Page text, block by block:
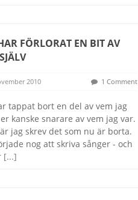
FÖRLORAT EN BIT AV
2010 1 Comment
tappat bort en del av vem jag
kanske snarare av vem jag var.
jag skrev det som nu är borta.
nog att skriva sånger - och
[...]